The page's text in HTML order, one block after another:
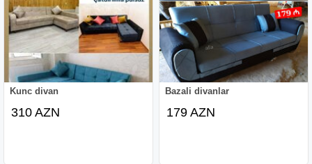
Kunc divan
310 AZN
Bazali divanlar
179 AZN